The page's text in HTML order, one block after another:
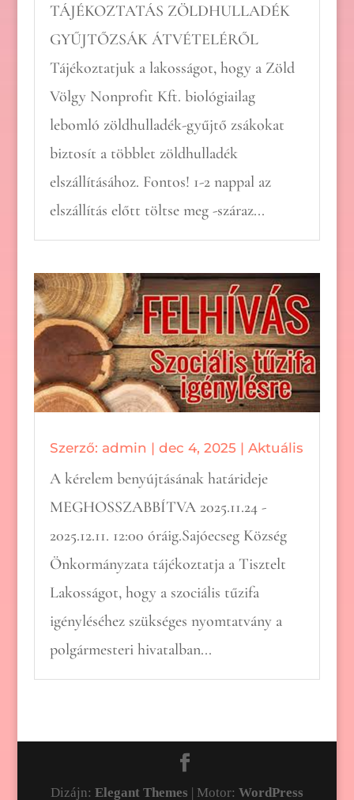
TÁJÉKOZTATÁS ZÖLDHULLADÉK
GYŰJTŐZSÁK ÁTVÉTELÉRŐL
Tájékoztatjuk a lakosságot, hogy a Zöld
Völgy Nonprofit Kft. biológiailag
lebomló zöldhulladék-gyűjtő zsákokat
biztosít a többlet zöldhulladék
elszállításához. Fontos! 1-2 nappal az
elszállítás előtt töltse meg -száraz...
Szerző: admin | dec 4, 2025 | Aktuális
A kérelem benyújtásának határideje
MEGHOSSZABBÍTVA 2025.11.24 -
2025.12.11. 12:00 óráig.Sajóecseg Község
Önkormányzata tájékoztatja a Tisztelt
Lakosságot, hogy a szociális tűzifa
igényléséhez szükséges nyomtatvány a
polgármesteri hivatalban...
Dizájn: Elegant Themes | Motor: WordPress